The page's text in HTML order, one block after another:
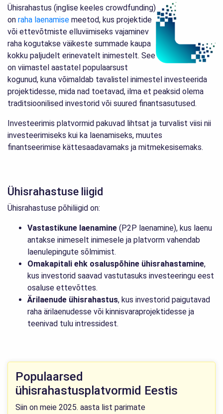
Ühisrahastus (inglise keeles crowdfunding)
on raha laenamise meetod, kus projektide
või ettevõtmiste elluviimiseks vajaminev
raha kogutakse väikeste summade kaupa
kokku paljudelt erinevatelt inimestelt. See
on viimastel aastatel populaarsust
kogunud, kuna võimaldab tavalistel inimestel investeerida
projektidesse, mida nad toetavad, ilma et peaksid olema
traditsioonilised investorid või suured finantsasutused.
Investeerimis platvormid pakuvad lihtsat ja turvalist viisi nii
investeerimiseks kui ka laenamiseks, muutes
finantseerimise kättesaadavamaks ja mitmekesisemaks.
Ühisrahastuse liigid
Ühisrahastuse põhiliigid on:
Vastastikune laenamine (P2P laenamine), kus laenu
antakse inimeselt inimesele ja platvorm vahendab
laenulepingute sõlmimist.
Omakapitali ehk osaluspõhine ühisrahastamine,
kus investorid saavad vastutasuks investeeringu eest
osaluse ettevõttes.
Ärilaenude ühisrahastus, kus investorid paigutavad
raha ärilaenudesse või kinnisvaraprojektidesse ja
teenivad tulu intressidest.
Populaarsed
ühisrahastusplatvormid Eestis
Siin on meie 2025. aasta list parimate